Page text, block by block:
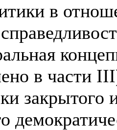
в
в части
закрытого